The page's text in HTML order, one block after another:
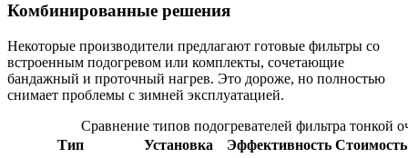
Комбинированные решения
Некоторые производители предлагают готовые фильтры со
встроенным подогревом или комплекты, сочетающие
бандажный и проточный нагрев. Это дороже, но полностью
снимает проблемы с зимней эксплуатацией.
Сравнение типов подогревателей фильтра тонкой
Тип
Установка Эффективность Стоимость